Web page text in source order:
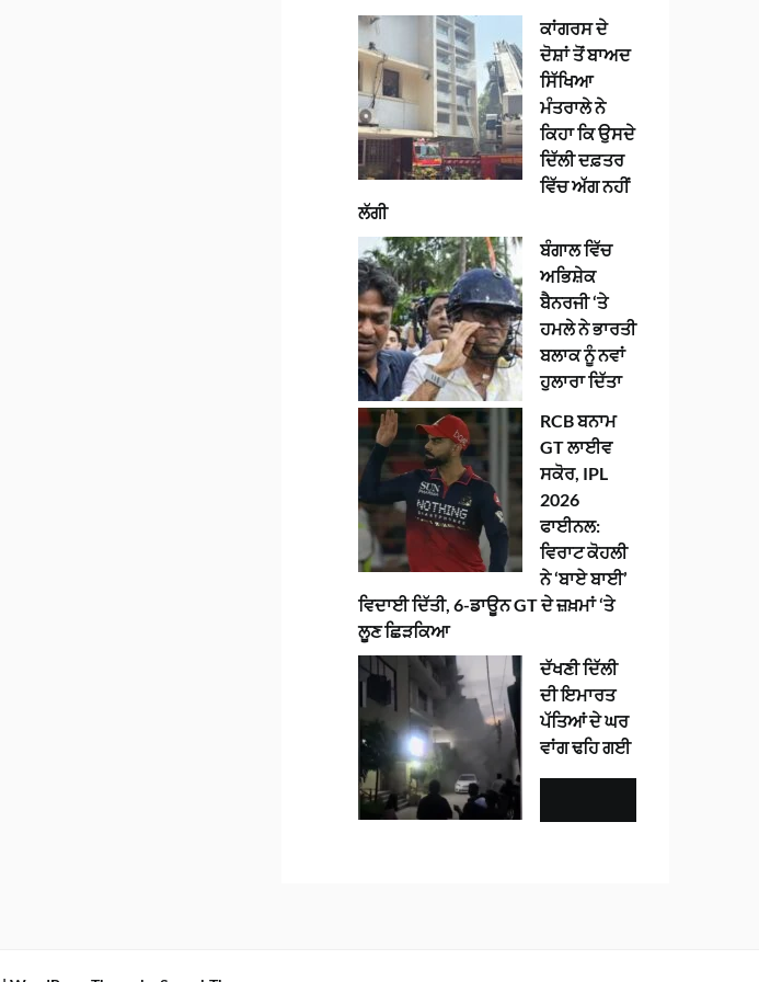
ਕਾਂਗਰਸ ਦੇ
ਦੋਸ਼ਾਂ ਤੋਂ ਬਾਅਦ
ਸਿੱਖਿਆ
ਮੰਤਰਾਲੇ ਨੇ
ਕਿਹਾ ਕਿ ਉਸਦੇ
ਦਿੱਲੀ ਦਫ਼ਤਰ
ਵਿੱਚ ਅੱਗ ਨਹੀਂ
ਲੱਗੀ
ਬੰਗਾਲ ਵਿੱਚ
ਅਭਿਸ਼ੇਕ
ਬੈਨਰਜੀ ‘ਤੇ
ਹਮਲੇ ਨੇ ਭਾਰਤੀ
ਬਲਾਕ ਨੂੰ ਨਵਾਂ
ਹੁਲਾਰਾ ਦਿੱਤਾ
RCB ਬਨਾਮ
GT ਲਾਈਵ
ਸਕੋਰ, IPL
2026
ਫਾਈਨਲ:
ਵਿਰਾਟ ਕੋਹਲੀ
ਨੇ ‘ਬਾਏ ਬਾਈ’
ਵਿਦਾਈ ਦਿੱਤੀ, 6-ਡਾਊਨ GT ਦੇ ਜ਼ਖ਼ਮਾਂ ‘ਤੇ
ਲੂਣ ਛਿੜਕਿਆ
ਦੱਖਣੀ ਦਿੱਲੀ
ਦੀ ਇਮਾਰਤ
ਪੱਤਿਆਂ ਦੇ ਘਰ
ਵਾਂਗ ਢਹਿ ਗਈ